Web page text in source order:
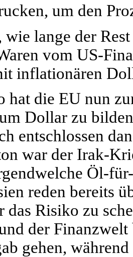
um den
wie lange der
vom US-
inflationären
hat die EU nun
Dollar zu
entschlossen
war der Irak-
Öl-
reden bereits
das Risiko zu
der
gehen,